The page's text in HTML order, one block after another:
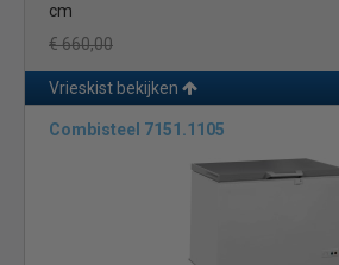
cm
€ 660,00
Vrieskist bekijken
Combisteel 7151.1105